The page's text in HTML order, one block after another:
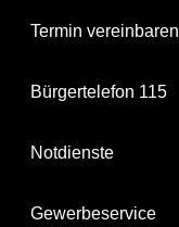
Termin vereinbaren
Bürgertelefon 115
Notdienste
Gewerbeservice